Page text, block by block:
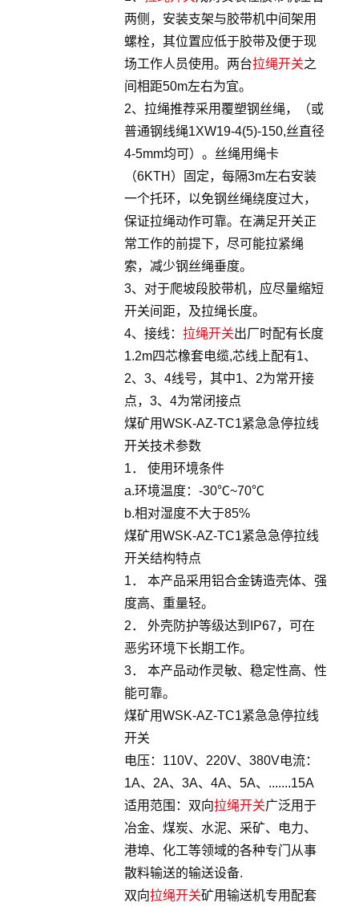
两侧，安装支架与胶带机中间架用
螺栓，其位置应低于胶带及便于现
场工作人员使用。两台拉绳开关之
间相距50m左右为宜。
2、拉绳推荐采用覆塑钢丝绳，（或
普通钢线绳1XW19-4(5)-150,丝直径
4-5mm均可）。丝绳用绳卡
（6KTH）固定，每隔3m左右安装
一个托环，以免钢丝绳绕度过大，
保证拉绳动作可靠。在满足开关正
常工作的前提下，尽可能拉紧绳
索，减少钢丝绳垂度。
3、对于爬坡段胶带机，应尽量缩短
开关间距，及拉绳长度。
4、接线： 拉绳开关出厂时配有长度
1.2m四芯橡套电缆,芯线上配有1、
2、3、4线号，其中1、2为常开接
点，3、4为常闭接点
煤矿用WSK-AZ-TC1紧急急停拉线
开关技术参数
1． 使用环境条件
a.环境温度：-30℃~70℃
b.相对湿度不大于85%
煤矿用WSK-AZ-TC1紧急急停拉线
开关结构特点
1． 本产品采用铝合金铸造壳体、强
度高、重量轻。
2． 外壳防护等级达到IP67，可在
恶劣环境下长期工作。
3． 本产品动作灵敏、稳定性高、性
能可靠。
煤矿用WSK-AZ-TC1紧急急停拉线
开关
电压：110V、220V、380V电流：
1A、2A、3A、4A、5A、.......15A
适用范围：双向拉绳开关广泛用于
冶金、煤炭、水泥、采矿、电力、
港埠、化工等领域的各种专门从事
散料输送的输送设备.
双向拉绳开关矿用输送机专用配套